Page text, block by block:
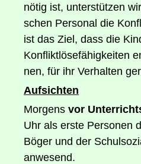
nötig ist, unter­stüt­zen
schen Per­so­nal die
ist das Ziel, dass die
Kon­flikt­lö­se­fä­hig­kei­ten
nen, für ihr Ver­hal­ten
Auf­sich­ten
Mor­gens vor
Uhr als ers­te Per­so­nen
Böger und der
anwesend.